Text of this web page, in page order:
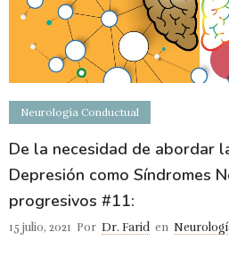
Neurología Conductual
De la necesidad de abordar
Depresión como Síndromes
progresivos #11:
15 julio, 2021 Por Dr. Farid en